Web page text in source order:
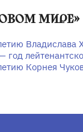
МИРЕ»
Владислава
год
Корнея